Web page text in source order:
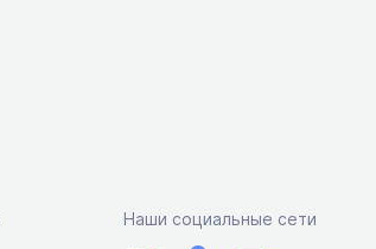
Наши социальные сети